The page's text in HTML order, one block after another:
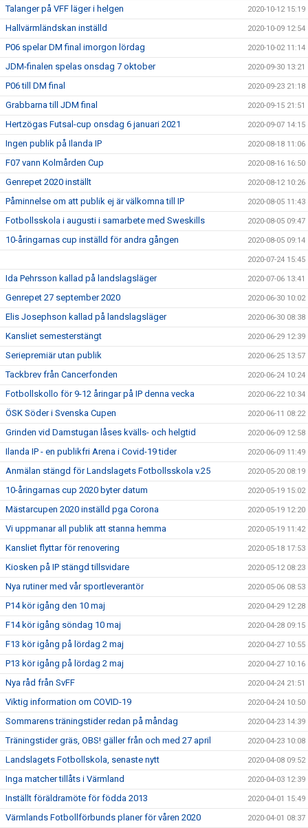
Talanger på VFF läger i helgen 2020-10-12 15:19
Hallvärmländskan inställd 2020-10-09 12:54
P06 spelar DM final imorgon lördag 2020-10-02 11:14
JDM-finalen spelas onsdag 7 oktober 2020-09-30 13:21
P06 till DM final 2020-09-23 21:18
Grabbarna till JDM final 2020-09-15 21:51
Hertzögas Futsal-cup onsdag 6 januari 2021 2020-09-07 14:15
Ingen publik på Ilanda IP 2020-08-18 11:06
F07 vann Kolmården Cup 2020-08-16 16:50
Genrepet 2020 inställt 2020-08-12 10:26
Påminnelse om att publik ej är välkomna till IP 2020-08-05 11:43
Fotbollsskola i augusti i samarbete med Sweskills 2020-08-05 09:47
10-åringarnas cup inställd för andra gången 2020-08-05 09:14
2020-07-24 15:45
Ida Pehrsson kallad på landslagsläger 2020-07-06 13:41
Genrepet 27 september 2020 2020-06-30 10:02
Elis Josephson kallad på landslagsläger 2020-06-30 08:38
Kansliet semesterstängt 2020-06-29 12:39
Seriepremiär utan publik 2020-06-25 13:57
Tackbrev från Cancerfonden 2020-06-24 10:24
Fotbollskollo för 9-12 åringar på IP denna vecka 2020-06-22 10:34
ÖSK Söder i Svenska Cupen 2020-06-11 08:22
Grinden vid Damstugan låses kvälls- och helgtid 2020-06-09 12:58
Ilanda IP - en publikfri Arena i Covid-19 tider 2020-06-09 11:49
Anmälan stängd för Landslagets Fotbollsskola v.25 2020-05-20 08:19
10-åringarnas cup 2020 byter datum 2020-05-19 15:02
Mästarcupen 2020 inställd pga Corona 2020-05-19 12:20
Vi uppmanar all publik att stanna hemma 2020-05-19 11:42
Kansliet flyttar för renovering 2020-05-18 17:53
Kiosken på IP stängd tillsvidare 2020-05-12 08:23
Nya rutiner med vår sportleverantör 2020-05-06 08:53
P14 kör igång den 10 maj 2020-04-29 12:28
F14 kör igång söndag 10 maj 2020-04-28 09:15
F13 kör igång på lördag 2 maj 2020-04-27 10:55
P13 kör igång på lördag 2 maj 2020-04-27 10:16
Nya råd från SvFF 2020-04-24 21:51
Viktig information om COVID-19 2020-04-24 10:50
Sommarens träningstider redan på måndag 2020-04-23 14:39
Träningstider gräs, OBS! gäller från och med 27 april 2020-04-23 10:08
Landslagets Fotbollskola, senaste nytt 2020-04-08 09:52
Inga matcher tillåts i Värmland 2020-04-03 12:39
Inställt föräldramöte för födda 2013 2020-04-01 15:49
Värmlands Fotbollförbunds planer för våren 2020 2020-04-01 08:37